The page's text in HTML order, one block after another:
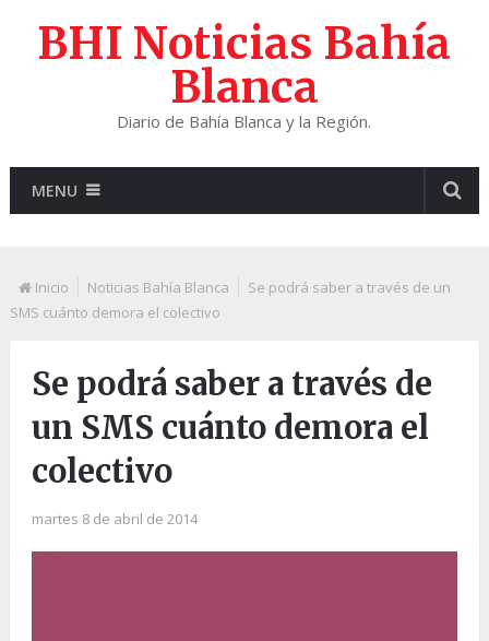
BHI Noticias Bahía
Blanca
Diario de Bahía Blanca y la Región.
MENU
Inicio Noticias Bahía Blanca
Se podrá saber a través de un
SMS cuánto demora el colectivo
Se podrá saber a través de
un SMS cuánto demora el
colectivo
martes 8 de abril de 2014